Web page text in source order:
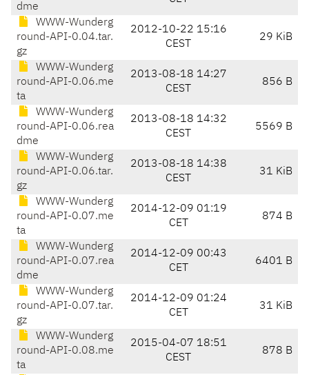
dme
WWW-Wunderg
round-API-0.04.tar.
gz
2012-10-22 15:16
CEST
29 KiB
WWW-Wunderg
round-API-0.06.me
ta
2013-08-18 14:27
CEST
856 B
WWW-Wunderg
round-API-0.06.rea
dme
2013-08-18 14:32
CEST
5569 B
WWW-Wunderg
round-API-0.06.tar.
gz
2013-08-18 14:38
CEST
31 KiB
WWW-Wunderg
round-API-0.07.me
ta
2014-12-09 01:19
CET
874 B
WWW-Wunderg
round-API-0.07.rea
dme
2014-12-09 00:43
CET
6401 B
WWW-Wunderg
round-API-0.07.tar.
gz
2014-12-09 01:24
CET
31 KiB
WWW-Wunderg
round-API-0.08.me
ta
2015-04-07 18:51
CEST
878 B